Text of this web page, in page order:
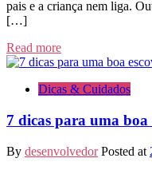
pais e a criança nem liga.
[…]
Read more
Dicas & Cuidados
7 dicas para uma boa
By desenvolvedor Posted at